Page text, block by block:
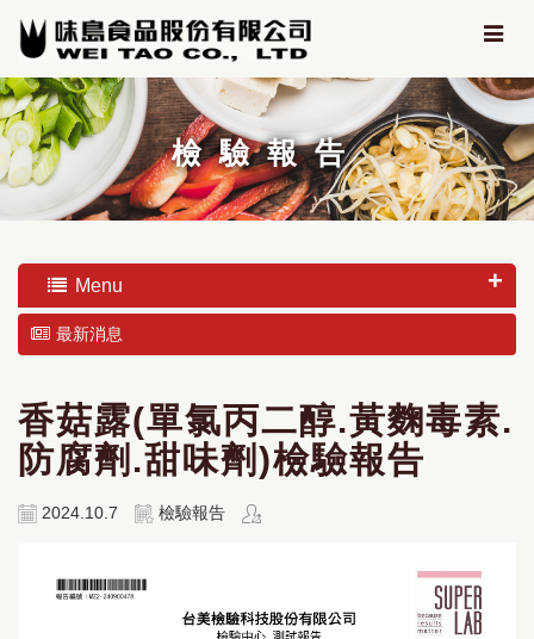
檢驗報告
Menu
最新消息
香菇露(單氯丙二醇.黃麴毒素.
防腐劑.甜味劑)檢驗報告
2024.10.7 檢驗報告